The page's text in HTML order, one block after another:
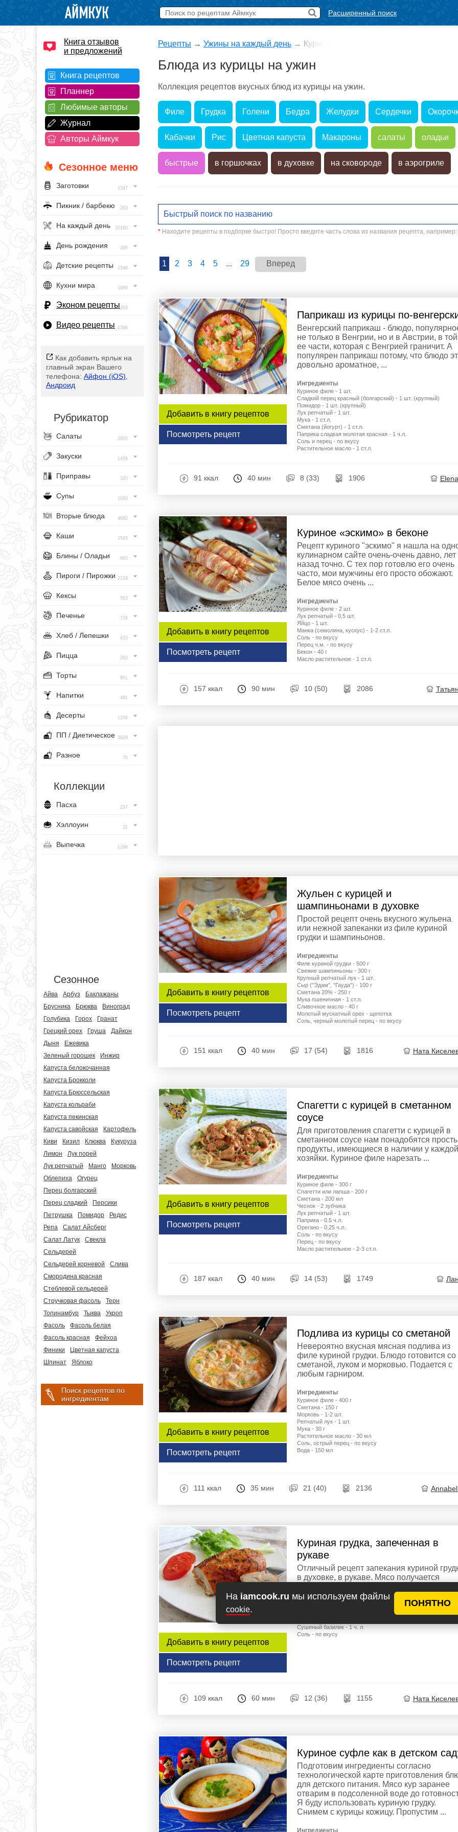
На iamcook.ru мы используем файлы
cookie.
ПОНЯТНО
Расширенный поиск
Книга отзывов
и предложений
Книга рецептов
Планнер
Любимые авторы
Журнал
Авторы Аймкук
Сезонное меню
Заготовки 1347
Пикник / барбекю 293
На каждый день 20160
День рождения 385
Детские рецепты 1548
Кухни мира 1968
Эконом рецепты393
Видео рецепты 1396
Как добавить ярлык на
главный экран Вашего
телефона: Айфон (iOS)
Андроид
Рубрикатор
Салаты 2955
Закуски 1456
Приправы 320
Супы 1083
Вторые блюда 4682
Каши 1543
Блины / Оладьи 965
Пироги / Пирожки 2134
Кексы 563
Печенье 728
Хлеб / Лепешки 433
Пицца 260
Торты 801
Напитки 491
Десерты 1256
ПП / Диетическое 3929
Разное 76
Коллекции
Пасха 237
Хэллоуин 31
Выпечка 1296
Сезонное
Айва Арбуз
Баклажаны
Брусника
Брюква
Виноград
Голубика
Горох
Гранат
Грецкий орех
Груша
Дайкон
Дыня
Ежевика
Зеленый горошек
Инжир
Капуста белокочанная
Капуста Брокколи
Капуста Брюссельская
Капуста кольраби
Капуста пекинская
Капуста савойская
Картофель
Киви
Кизил Клюква
Кукуруза
Лимон
Лук порей
Лук репчатый
Манго
Морковь
Облепиха
Огурец
Перец болгарский
Перец сладкий
Персики
Петрушка
Помидор
Редис
Репа
Салат Айсберг
Салат Латук
Свекла
Сельдерей
Сельдерей корневой
Слива
Смородина красная
Стеблевой сельдерей
Стручковая фасоль
Терн
Топинамбур
Тыква
Укроп
Фасоль
Фасоль белая
Фасоль красная
Фейхоа
Финики
Цветная капуста
Шпинат
Яблоко
Поиск рецептов по
ингредиентам
Рецепты → Ужины на каждый день → Курица
Блюда из курицы на ужин
Коллекция рецептов вкусных блюд из курицы на ужин.
Филе Грудка Голени Бедра Желудки Сердечки
Кабачки Рис Цветная капуста Макароны салаты оладьи
быстрые в горшочках в духовке на сковороде в аэрогриле
* Находите рецепты в подборке быстро! Просто введите часть слова из названия рецепта, например:
1 2 3 4 5 ... 29 Вперед
Добавить в книгу рецептов
Посмотреть рецепт
Паприкаш из курицы по-
Венгерский паприкаш - блюдо,
не только в Венгрии, но и в Австрии, в той
ее части, которая с Венгрией граничит. А
популярен паприкаш потому, что блюдо
довольно ароматное, ...
Ингредиенты
Куриное филе - 1 шт.
Сладкий перец красный (болгарский) - 1 шт. (крупный)
Помидор - 1 шт. (крупный)
Лук репчатый - 1 шт.
Мука - 1 ст.л.
Сметана (йогурт) - 1 ст.л.
Паприка сладкая молотая красная - 1 ч.л.
Соль и перец - по вкусу
Растительное масло - 1 ст.л.
91 ккал 40 мин 8 (33) 1906
Добавить в книгу рецептов
Посмотреть рецепт
Куриное «эскимо» в беконе
Рецепт куриного "эскимо" я нашла на
кулинарном сайте очень-очень давно, лет
назад точно. С тех пор готовлю его очень
часто, мои мужчины его просто обожают.
Белое мясо очень ...
Ингредиенты
Куриное филе - 2 шт.
Лук репчатый - 0,5 шт.
Яйцо - 1 шт.
Манка (семолина, кускус) - 1-2 ст.л.
Соль - по вкусу
Перец ч.м. - по вкусу
Бекон - 40 г
Масло растительное - 1 ст.л.
157 ккал 90 мин 10 (50) 2086
Добавить в книгу рецептов
Посмотреть рецепт
Жульен с курицей и
шампиньонами в духовке
Простой рецепт очень вкусного жульена
или нежной запеканки из филе куриной
грудки и шампиньонов.
Ингредиенты
Филе куриной грудки - 500 г
Свежие шампиньоны - 300 г
Крупный репчатый лук - 1 шт.
Сыр ("Эдам", "Гауда") - 100 г
Сметана 20% - 250 г
Мука пшеничная - 1 ст.л.
Сливочное масло - 40 г
Молотый мускатный орех - щепотка
Соль, черный молотый перец - по вкусу
151 ккал 40 мин 17 (54) 1816 Ната
Добавить в книгу рецептов
Посмотреть рецепт
Спагетти с курицей в сметанном
соусе
Для приготовления спагетти с курицей в
сметанном соусе нам понадобятся
продукты, имеющиеся в наличии у каждой
хозяйки. Куриное филе нарезать ...
Ингредиенты
Куриное филе - 300 г
Спагетти или лапша - 200 г
Сметана - 200 мл
Чеснок - 2 зубчика
Лук репчатый - 1 шт.
Паприка - 0.5 ч.л.
Орегано - 0.25 ч.л.
Соль - по вкусу
Перец - по вкусу
Масло растительное - 2-3 ст.л.
187 ккал 40 мин 14 (53) 1749
Добавить в книгу рецептов
Посмотреть рецепт
Подлива из курицы со сметаной
Невероятно вкусная мясная подлива из
филе куриной грудки. Блюдо готовится со
сметаной, луком и морковью. Подается с
любым гарниром.
Ингредиенты
Куриное филе - 400 г
Сметана - 150 г
Морковь - 1-2 шт.
Репчатый лук - 1 шт.
Мука - 30 г
Растительное масло - 30 мл
Соль, острый перец - по вкусу
Вода - 150 мл
111 ккал 35 мин 21 (40) 2136
Добавить в книгу рецептов
Посмотреть рецепт
Куриная грудка, запеченная в
рукаве
Отличный рецепт запекания куриной
в духовке, в рукаве. Мясо получается
Сушеный базилик - 1 ч. л.
Соль - по вкусу
109 ккал 60 мин 12 (36) 1155 Ната
Куриное суфле как в детском
Подготовим ингредиенты согласно
технологической карте приготовления
для детского питания. Мясо кур заранее
отварим в подсоленной воде до
Я буду использовать куриную грудку.
Снимем с курицы кожицу. Пропустим ...
Ингредиенты